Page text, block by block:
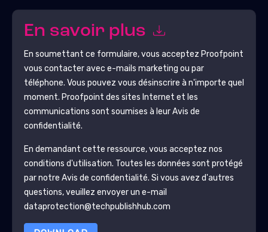
En savoir plus
En soumettant ce formulaire, vous acceptez Proofpoint
vous contacter avec e-mails marketing ou par
téléphone. Vous pouvez vous désinscrire à n'importe quel
moment. Proofpoint des sites Internet et les
communications sont soumises à leur Avis de
confidentialité.
En demandant cette ressource, vous acceptez nos
conditions d'utilisation. Toutes les données sont protégé
par notre Avis de confidentialité. Si vous avez d'autres
questions, veuillez envoyer un e-mail
dataprotection@techpublishhub.com